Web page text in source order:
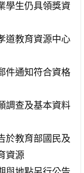
學生仍具領獎資
道教育資源中心
件通知符合資格
調查及基本資料
於教育部國民及
資源